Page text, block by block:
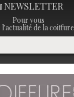
NEWSLETTER
Pour vous
l'actualité de la coiffure